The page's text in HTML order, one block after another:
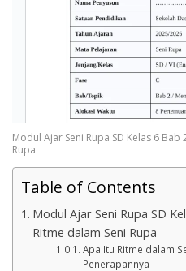
Modul Ajar Seni Rupa SD Kelas 6
Rupa
Table of Contents
Modul Ajar Seni Rupa SD
Ritme dalam Seni Rupa
Apa Itu Ritme dalam
Penerapannya